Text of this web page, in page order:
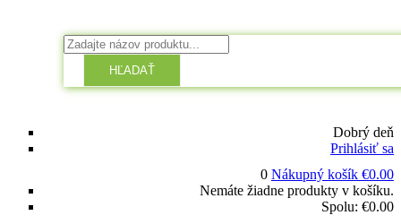
HĽADAŤ
Dobrý deň
Prihlásiť sa
0 Nákupný košík €0.00
Nemáte žiadne produkty v košíku.
Spolu: €0.00